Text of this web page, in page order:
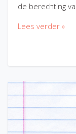
de berechting
Lees verder »